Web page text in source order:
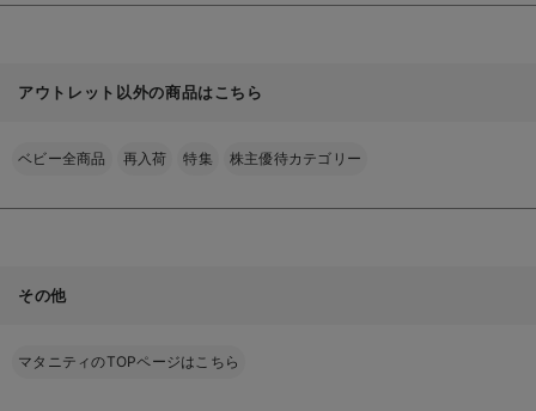
アウトレット以外の商品はこちら
ベビー全商品 再入荷 特集 株主優待カテゴリー
その他
マタニティのTOPページはこちら